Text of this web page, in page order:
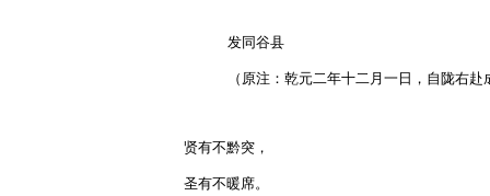
     发同谷县
（原注：乾元二年十二月一日，自陇右赴
贤有不黔突，
圣有不暖席。